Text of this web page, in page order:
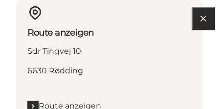
Route anzeigen
Sdr Tingvej 10
6630 Rødding
Route anzeigen